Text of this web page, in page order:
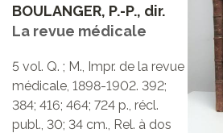
BOULANGER, P.-P., dir.
La revue médicale
5 vol. Q. ; M., Impr. de la revue
médicale, 1898-1902. 392;
384; 416; 464; 724 p., récl.
publ., 30; 34 cm., Rel. à dos